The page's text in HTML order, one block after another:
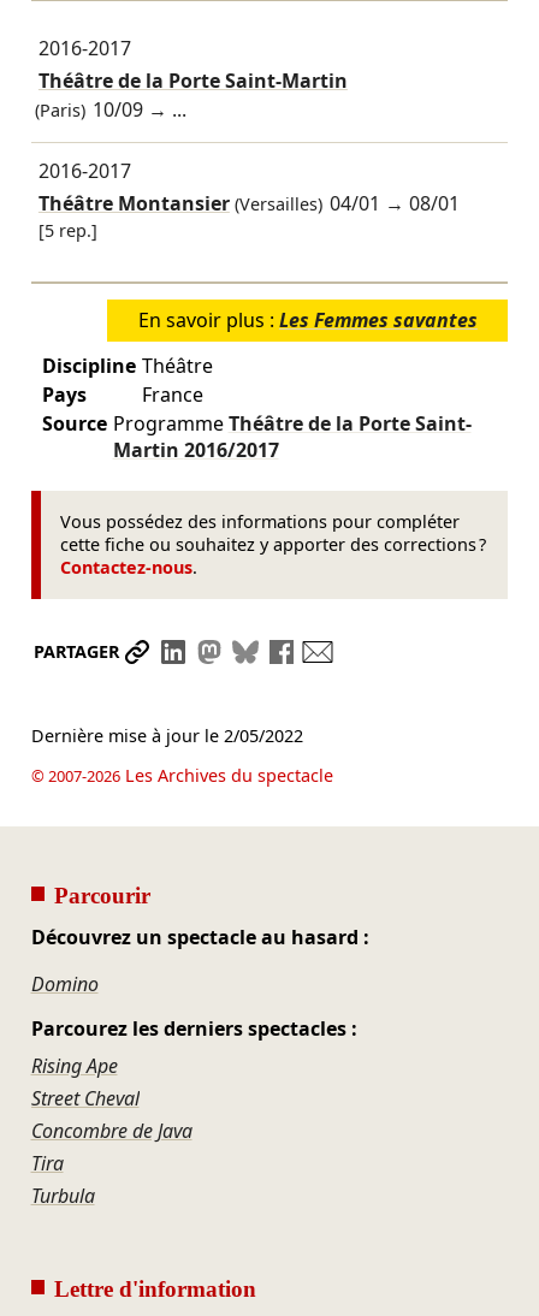
2016-2017
Théâtre de la Porte Saint-Martin
(Paris) 10/09 → ...
2016-2017
Théâtre Montansier(Versailles) 04/01 →08/01
[5 rep.]
En savoir plus : Les Femmes savantes
Discipline Théâtre
Pays
France
Source ProgrammeThéâtre de la Porte Saint-
Martin 2016/2017
Vous possédez des informations pour compléter
cette fiche ou souhaitez y apporter des corrections ?
Contactez-nous.
PARTAGER Partager le lien
Partager sur LinkedIn
Partager sur Mastodon
Partager sur Bluesky
Partager sur Facebook
Dernière mise à jour le 2/05/2022
© 2007-2026Les Archives du spectacle
Parcourir
Découvrez un spectacle au hasard :
Domino
Parcourez les derniers spectacles :
Rising Ape
Street Cheval
Concombre de Java
Tira
Turbula
Lettre d'information